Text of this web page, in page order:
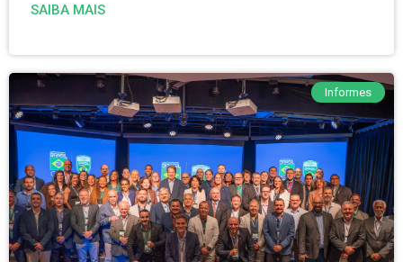
SAIBA MAIS
Informes